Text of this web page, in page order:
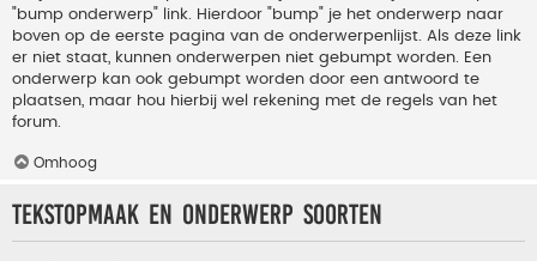
"bump onderwerp" link. Hierdoor "bump" je het onderwerp naar
boven op de eerste pagina van de onderwerpenlijst. Als deze link
er niet staat, kunnen onderwerpen niet gebumpt worden. Een
onderwerp kan ook gebumpt worden door een antwoord te
plaatsen, maar hou hierbij wel rekening met de regels van het
forum.
Omhoog
Tekstopmaak en onderwerp soorten